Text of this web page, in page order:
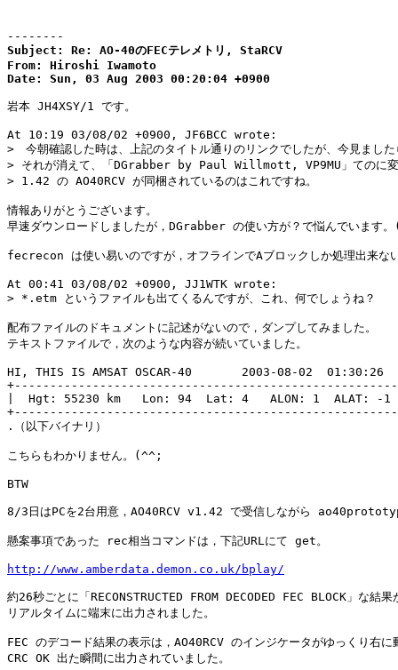
--------
Subject: Re: AO-40のFECテレメトリ, StaRCV
From: Hiroshi Iwamoto
Date: Sun, 03 Aug 2003 00:20:04 +0900
岩本 JH4XSY/1 です。
At 10:19 03/08/02 +0900, JF6BCC wrote:
>　今朝確認した時は、上記のタイトル通りのリンクでしたが、今見ました
> それが消えて、「DGrabber by Paul Willmott, VP9MU」てのに変
> 1.42 の AO40RCV が同梱されているのはこれですね。
情報ありがとうございます。
早速ダウンロードしましたが，DGrabber の使い方が？で悩んでいます
fecrecon は使い易いのですが，オフラインでAブロックしか処理出来な
At 00:41 03/08/02 +0900, JJ1WTK wrote:
> *.etm というファイルも出てくるんですが、これ、何でしょうね？
配布ファイルのドキュメントに記述がないので，ダンプしてみました。
テキストファイルで，次のような内容が続いていました。
HI, THIS IS AMSAT OSCAR-40       2003-08-02  01:30:26
|  Hgt: 55230 km   Lon: 94  Lat: 4   ALON: 1
.（以下バイナリ）
こちらもわかりません。(^^;
BTW
8/3日はPCを2台用意，AO40RCV v1.42 で受信しながら
懸案事項であった rec相当コマンドは，下記URLにて get。
http://www.amberdata.demon.co.uk/bplay/
約26秒ごとに「RECONSTRUCTED FROM DECODED FEC BLOCK」な結果
リアルタイムに端末に出力されました。
FEC のデコード結果の表示は，AO40RCV のインジケータがゆっくり右に
CRC OK 出た瞬間に出力されていました。